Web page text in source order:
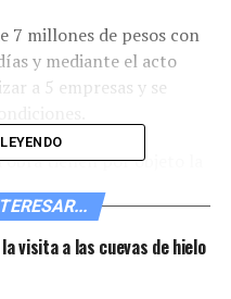
7 millones de pesos con
y mediante el acto
a 5 empresas y se
obra tienen por objeto la
confeccionado por
del Proyecto
la obra básica de
visita a las cuevas de hielo